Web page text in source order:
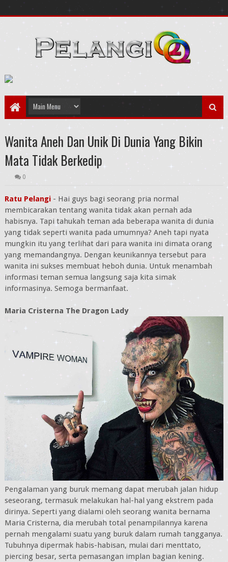
Wanita Aneh Dan Unik Di Dunia Yang Bikin
Mata Tidak Berkedip
0
Ratu Pelangi- Hai guys bagi seorang pria normal
membicarakan tentang wanita tidak akan pernah ada
habisnya. Tapi tahukah teman ada beberapa wanita di dunia
yang tidak seperti wanita pada umumnya? Aneh tapi nyata
mungkin itu yang terlihat dari para wanita ini dimata orang
yang memandangnya. Dengan keunikannya tersebut para
wanita ini sukses membuat heboh dunia. Untuk menambah
informasi teman semua langsung saja kita simak
informasinya. Semoga bermanfaat.
Maria Cristerna The Dragon Lady
Pengalaman yang buruk memang dapat merubah jalan hidup
seseorang, termasuk melakukan hal-hal yang ekstrem pada
dirinya. Seperti yang dialami oleh seorang wanita bernama
Maria Cristerna, dia merubah total penampilannya karena
pernah mengalami suatu yang buruk dalam rumah tangganya.
Tubuhnya dipermak habis-habisan, mulai dari menttato,
piercing besar, serta pemasangan implan bagian kening.